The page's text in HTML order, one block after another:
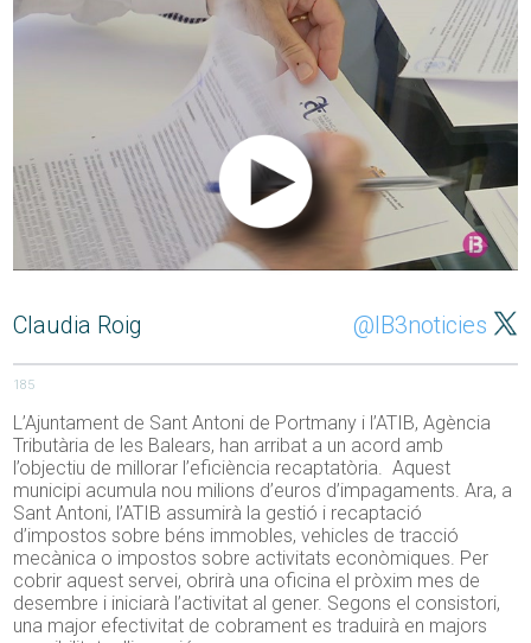
Claudia Roig @IB3noticies
185
L’Ajuntament de Sant Antoni de Portmany i l’ATIB, Agència
Tributària de les Balears, han arribat a un acord amb
l’objectiu de millorar l’eficiència recaptatòria. Aquest
municipi acumula nou milions d’euros d’impagaments. Ara, a
Sant Antoni, l’ATIB assumirà la gestió i recaptació
d’impostos sobre béns immobles, vehicles de tracció
mecànica o impostos sobre activitats econòmiques. Per
cobrir aquest servei, obrirà una oficina el pròxim mes de
desembre i iniciarà l’activitat al gener. Segons el consistori,
una major efectivitat de cobrament es traduirà en majors